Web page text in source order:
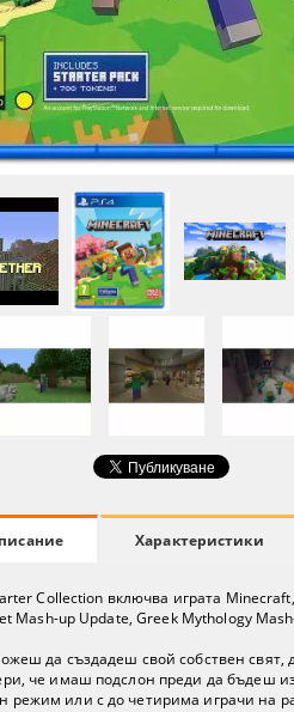
Характеристики
Collection включва играта
Mash-up Update, Greek Mythology
да създадеш свой собствен свят,
че имаш подслон преди да бъдеш
режим или с до четирима играчи на